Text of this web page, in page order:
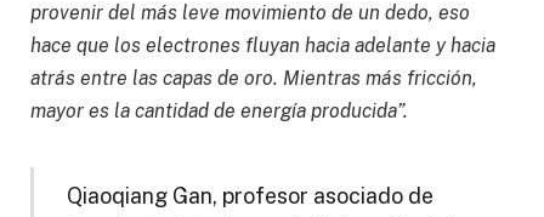
provenir del más leve movimiento de un dedo, eso
hace que los electrones fluyan hacia adelante y hacia
atrás entre las capas de oro. Mientras más fricción,
mayor es la cantidad de energía producida”.
Qiaoqiang Gan, profesor asociado de